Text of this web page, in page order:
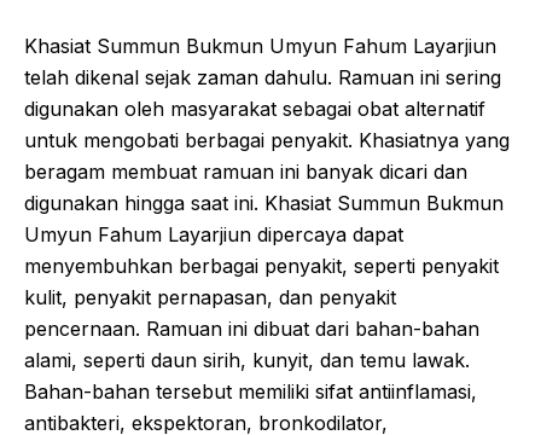
Khasiat Summun Bukmun Umyun Fahum Layarjiun
telah dikenal sejak zaman dahulu. Ramuan ini sering
digunakan oleh masyarakat sebagai obat alternatif
untuk mengobati berbagai penyakit. Khasiatnya yang
beragam membuat ramuan ini banyak dicari dan
digunakan hingga saat ini. Khasiat Summun Bukmun
Umyun Fahum Layarjiun dipercaya dapat
menyembuhkan berbagai penyakit, seperti penyakit
kulit, penyakit pernapasan, dan penyakit
pencernaan. Ramuan ini dibuat dari bahan-bahan
alami, seperti daun sirih, kunyit, dan temu lawak.
Bahan-bahan tersebut memiliki sifat antiinflamasi,
antibakteri, ekspektoran, bronkodilator,